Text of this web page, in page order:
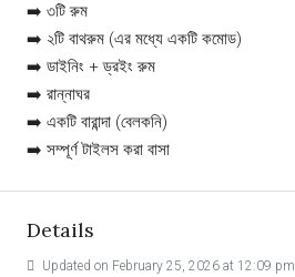
➡️ ৩টি রুম
➡️ ২টি বাথরুম (এর মধ্যে একটি কমোড)
➡️ ডাইনিং + ড্রইং রুম
➡️ রান্নাঘর
➡️ একটি বারান্দা (বেলকনি)
➡️ সম্পূর্ণ টাইলস করা বাসা
Details
Updated on February 25, 2026 at 12:09 pm